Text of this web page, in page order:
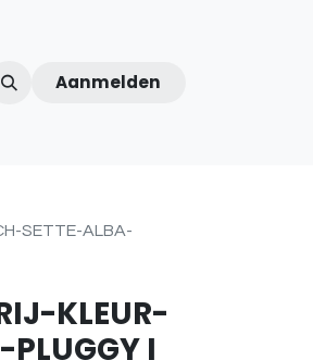
Over ons Afspraak
Aanmelden
SETTE-ALBA-
KLEUR-
I